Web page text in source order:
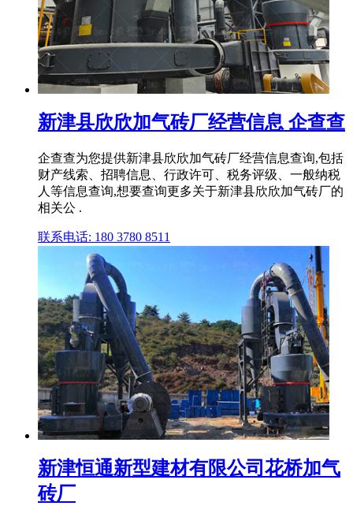
新津县欣欣加气砖厂经营信息 企查查
企查查为您提供新津县欣欣加气砖厂经营信息查询,包括
财产线索、招聘信息、行政许可、税务评级、一般纳税
人等信息查询,想要查询更多关于新津县欣欣加气砖厂的
相关公 .
联系电话: 180 3780 8511
新津恒通新型建材有限公司花桥加气
砖厂